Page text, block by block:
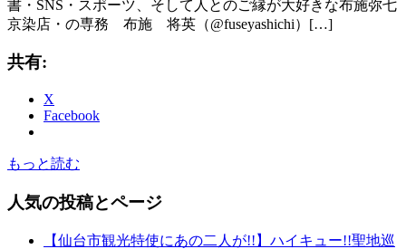
書・SNS・スポーツ、そして人とのご縁が大好きな布施弥七
京染店・の専務 布施 将英（@fuseyashichi）[…]
共有:
X
Facebook
もっと読む
人気の投稿とページ
【仙台市観光特使にあの二人が!!】ハイキュー!!聖地巡